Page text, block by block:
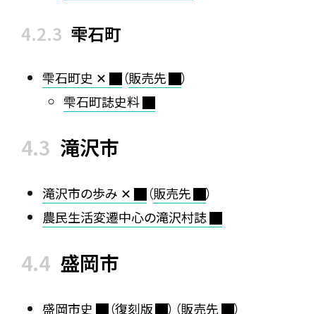
雫石町
雫石町史 ✕ （販売先
）
雫石町誌史料
滝沢市
滝沢市の歩み ✕ （販売先
）
農民生活変遷中心の滝沢村誌
盛岡市
盛岡市史 （復刻版 ）（販売先
）